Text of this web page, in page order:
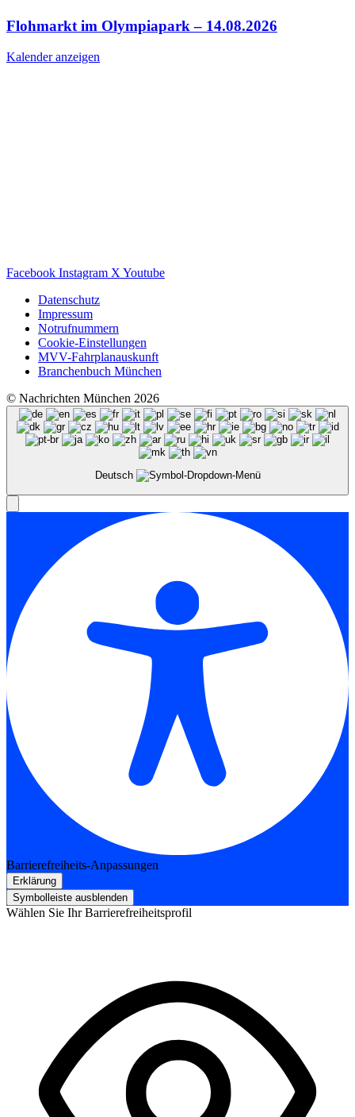
Flohmarkt im Olympiapark – 14.08.2026
Kalender anzeigen
Facebook Instagram X Youtube
Datenschutz
Impressum
Notrufnummern
Cookie-Einstellungen
MVV-Fahrplanauskunft
Branchenbuch München
© Nachrichten München 2026
Deutsch
Barrierefreiheits-Anpassungen
Erklärung
Symbolleiste ausblenden
Wählen Sie Ihr Barrierefreiheitsprofil